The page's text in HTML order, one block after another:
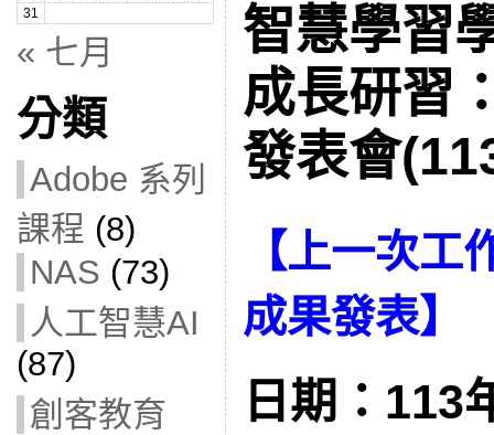
31
« 七月
分類
Adobe 系列
課程 (8)
NAS (73)
人工智慧AI
(87)
創客教育
智慧學習
成長研習
發表會
【上一次工
成果發表】
日期：113